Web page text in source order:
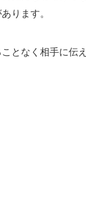
ります。
となく相手に伝